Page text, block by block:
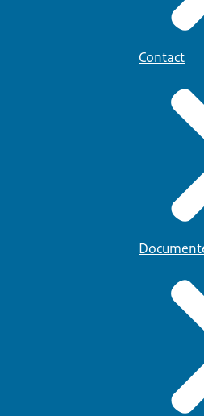
Contact